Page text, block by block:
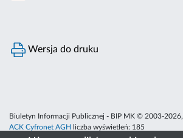
Wersja do druku
Biuletyn Informacji Publicznej - BIP MK © 2003-2026,
ACK Cyfronet AGH
liczba wyświetleń: 185